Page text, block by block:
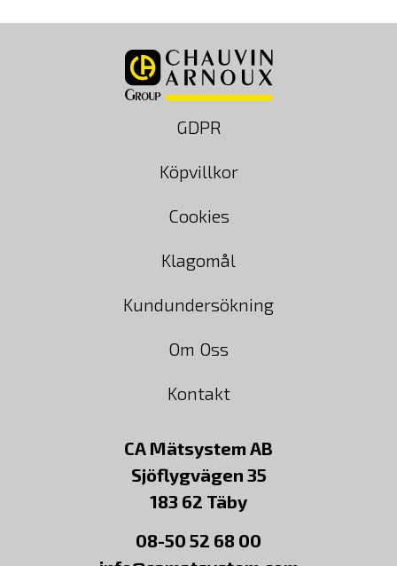
GDPR
Köpvillkor
Cookies
Klagomål
Kundundersökning
Om Oss
Kontakt
CA Mätsystem AB
Sjöflygvägen 35
183 62 Täby
08-50 52 68 00